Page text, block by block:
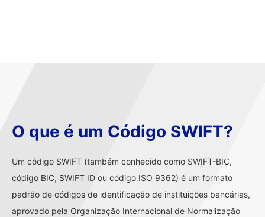
O que é um Código SWIFT?
Um código SWIFT (também conhecido como SWIFT-BIC,
código BIC, SWIFT ID ou código ISO 9362) é um formato
padrão de códigos de identificação de instituições bancárias,
aprovado pela Organização Internacional de Normalização